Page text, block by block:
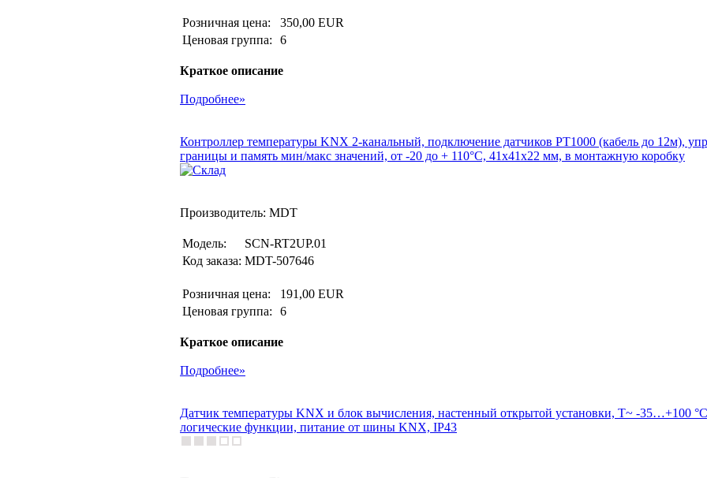
Розничная цена:
350,00 EUR
Ценовая группа:
6
Краткое описание
Подробнее»
Контроллер температуры KNX 2-канальный, подключение датчиков PT1000 (кабель до 12м),
границы и память мин/макс значений, от -20 до + 110°С, 41х41х22 мм, в монтажную коробку
Производитель: MDT
Модель:
SCN-RT2UP.01
Код заказа: MDT-507646
Розничная цена:
191,00 EUR
Ценовая группа:
6
Краткое описание
Подробнее»
Датчик температуры KNX и блок вычисления, настенный открытой установки, T~ -35…+100
логические функции, питание от шины KNX, IP43